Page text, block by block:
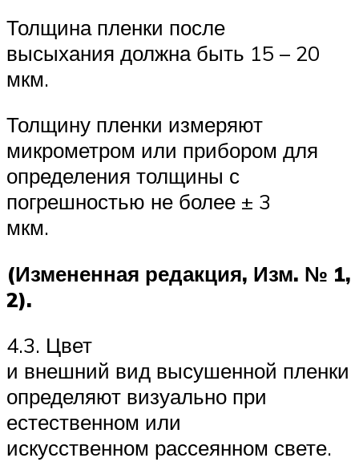
Толщина пленки после
высыхания должна быть 15 – 20
мкм.
Толщину пленки измеряют
микрометром или прибором для
определения толщины с
погрешностью не более ± 3
мкм.
(Измененная редакция, Изм. № 1,
2).
4.3. Цвет
и внешний вид высушенной пленки
определяют визуально при
естественном или
искусственном рассеянном свете.